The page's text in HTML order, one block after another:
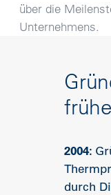
über die
Unternehmens.
2004:
durch